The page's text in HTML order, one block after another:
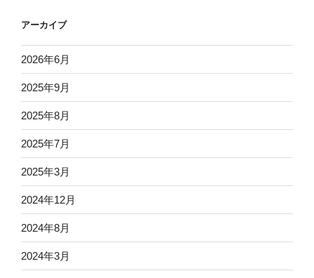
アーカイブ
2026年6月
2025年9月
2025年8月
2025年7月
2025年3月
2024年12月
2024年8月
2024年3月